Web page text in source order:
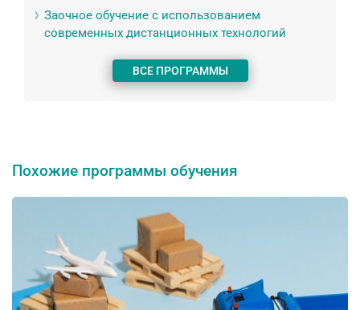
Заочное обучение с использованием
современных дистанционных технологий
ВСЕ ПРОГРАММЫ
Похожие программы обучения